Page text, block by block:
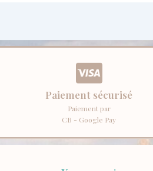
Paiement sécurisé
Paiement par
CB - Google Pay